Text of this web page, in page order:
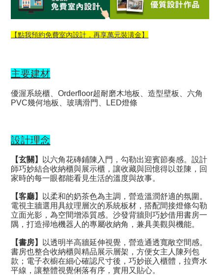
【點我預約免費室內設計，再享萬元裝潢金】
主要建材
優渥系統櫃、Orderfloor超耐磨木地板、造型壁板、六角
PVC幾何地板、玻璃滑門、LED燈條
設計理念
【玄關】
以六角花磚鋪陳入門，勾勒出迎賓節奏感。設計
師巧妙結合收納櫃與展示櫃，讓收藏與回憶得以並陳，回
家時的每一眼都能看見生活的溫度與故事。
【客廳】
以柔和的奶茶色為主調，營造溫潤舒適的氛圍。
電視主牆選用具紋理層次的系統板材，搭配間接燈條勾勒
立面光影，為空間增添質感。沙發背牆則巧妙借用書房一
隅，打造掃地機器人的專屬收納角，兼具美觀與機能。
【書房】
以透明半高牆延伸視覺，營造通透寬敞空間感。
書房也整合收納櫃與精品展示層架，方便女主人陳列包
款；電子衣櫥在細心確認尺寸後，巧妙嵌入櫃體，拉齊水
平線，讓整體視覺俐落有序，實用又貼心。